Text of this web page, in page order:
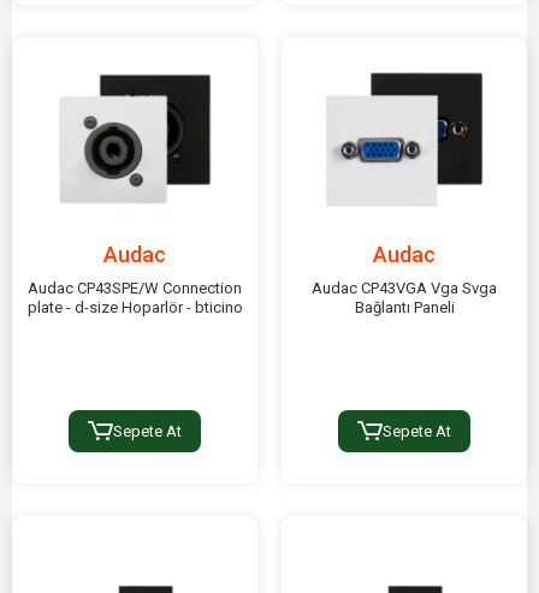
Audac
Audac CP43SPE/W Connection
plate - d-size Hoparlör - bticino
Sepete At
Audac
Audac CP43VGA Vga Svga
Bağlantı Paneli
Sepete At